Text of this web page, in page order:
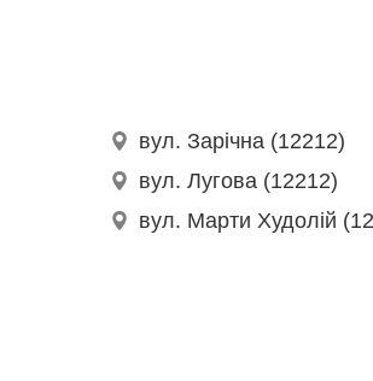
вул. Зарічна (12212)
вул. Лугова (12212)
вул. Марти Худолій